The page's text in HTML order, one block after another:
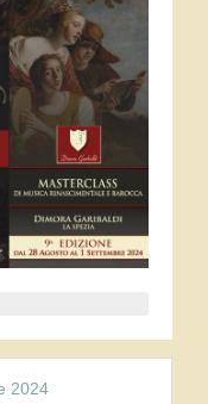
2024